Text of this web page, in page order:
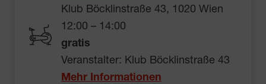
Klub Böcklinstraße 43, 1020 Wien
12:00 – 14:00
gratis
Veranstalter: Klub Böcklinstraße 43
Mehr Informationen